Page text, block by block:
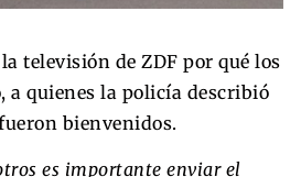
televisión de ZDF por qué los
a quienes la policía describió
bienvenidos.
es importante enviar el